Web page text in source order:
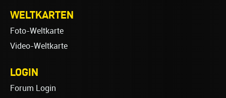
WELTKARTEN
Foto-Weltkarte
Video-Weltkarte
LOGIN
Forum Login